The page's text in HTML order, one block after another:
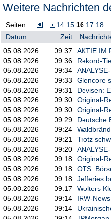
und Rohöl (CL), mit einer
an maximale
Die architektonische
älteren dezentralen
und strukturellen Engpässe
Betrieb auf einer
DAG-basierten Konsens
transformiert AFX das
spezialisierte Umgebung,
Diese Synergie bietet
hochfrequenten Orderfluss
und eine mittlere Latenz
Transaktionen pro
institutionellen,
Entscheidend ist, dass das
einführt, das die
ermöglicht, dass
bestimmt.
Mit dem Start des
eine Engine auf
entwickelt wurde, die
verfügt über eine Hyper-
Weitere Nachrichten
Seiten: 14 15 16 17 18
Datum
Zeit
05.08.2026
09:37
AKTIE IM
05.08.2026
09:36
Rekord-
05.08.2026
09:34
05.08.2026
09:33
Glencore
05.08.2026
09:31
Devisen:
05.08.2026
09:30
Original-
05.08.2026
09:30
Original-
05.08.2026
09:29
Deutsche
05.08.2026
09:24
05.08.2026
09:21
Trotz
05.08.2026
09:20
05.08.2026
09:18
Original-
05.08.2026
09:18
OTS:
05.08.2026
09:18
Jefferies
05.08.2026
09:17
Wolters
05.08.2026
09:14
IRW-
05.08.2026
09:14